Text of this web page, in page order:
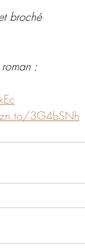
broché
:
3G4bSNh